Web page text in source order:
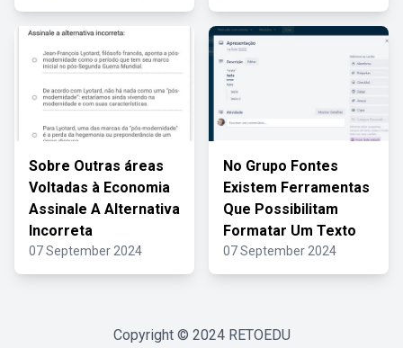
Sobre Outras áreas
Voltadas à Economia
Assinale A Alternativa
Incorreta
07 September 2024
No Grupo Fontes
Existem Ferramentas
Que Possibilitam
Formatar Um Texto
07 September 2024
Copyright © 2024 RETOEDU